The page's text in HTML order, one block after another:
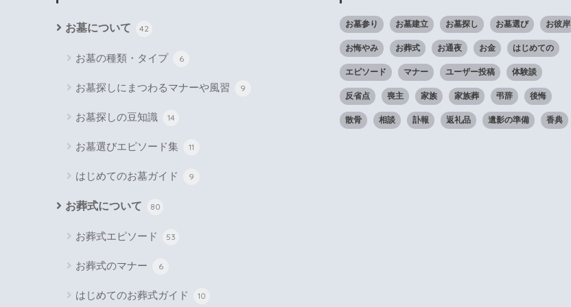
お墓について 42
お墓の種類・タイプ 6
お墓探しにまつわるマナーや風習 9
お墓探しの豆知識 14
お墓選びエピソード集 11
はじめてのお墓ガイド 9
お葬式について 80
お葬式エピソード 53
お葬式のマナー 6
はじめてのお葬式ガイド 10
お墓参り お墓建立 お墓探し お墓選び お彼岸
お悔やみ お葬式 お通夜 お金 はじめての
エピソード マナー ユーザー投稿 体験談
反省点 喪主 家族 家族葬 弔辞 後悔
散骨 相談 訃報 返礼品 遺影の準備 香典